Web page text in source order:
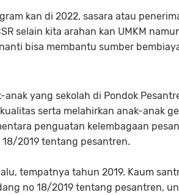
kan di 2022, sasara atau
selain kita arahan kan UMKM
bisa membantu sumber
yang sekolah di Pondok
serta melahirkan anak-anak
penguatan kelembagaan
2019 tentang pesantren.
tempatnya tahun 2019. Kaum
no 18/2019 tentang pesantren,